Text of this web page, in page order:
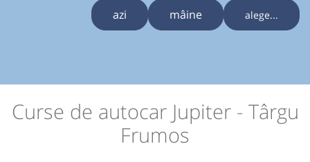
azi mâine alege...
Curse de autocar Jupiter - Târgu
Frumos